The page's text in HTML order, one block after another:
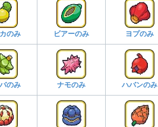
のみ ビアーのみ ヨプのみ
のみ ナモのみ ハバンのみ